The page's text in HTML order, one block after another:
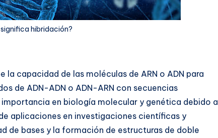
hibridación?
la capacidad de las moléculas de ARN o ADN para
de ADN-ADN o ADN-ARN con secuencias
en biología molecular y genética debido a
aplicaciones en investigaciones científicas y
de bases y la formación de estructuras de doble